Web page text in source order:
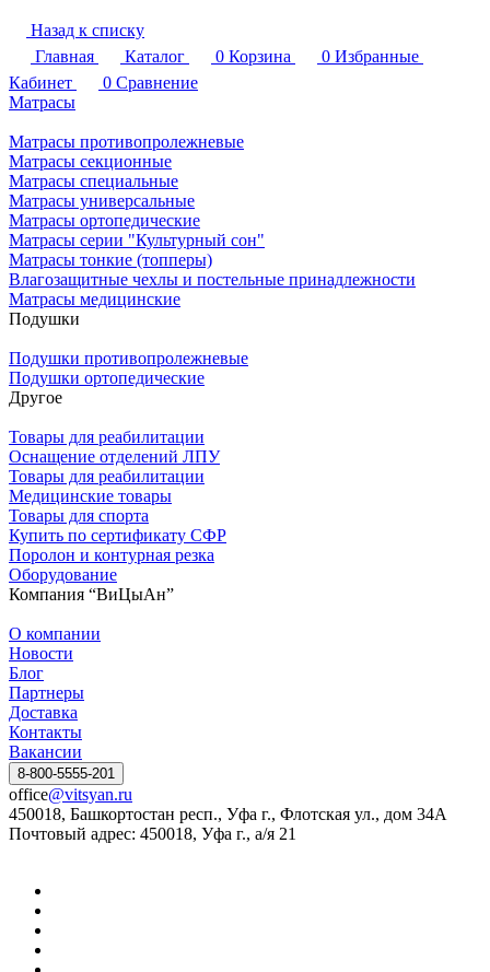
Назад к списку
Главная
Каталог 0 Корзина 0 Избранные
Кабинет
0 Сравнение
Матрасы
Матрасы противопролежневые
Матрасы секционные
Матрасы специальные
Матрасы универсальные
Матрасы ортопедические
Матрасы серии "Культурный сон"
Матрасы тонкие (топперы)
Влагозащитные чехлы и постельные принадлежности
Матрасы медицинские
Подушки
Подушки противопролежневые
Подушки ортопедические
Другое
Товары для реабилитации
Оснащение отделений ЛПУ
Товары для реабилитации
Медицинские товары
Товары для спорта
Купить по сертификату СФР
Поролон и контурная резка
Оборудование
Компания “ВиЦыАн”
О компании
Новости
Блог
Партнеры
Доставка
Контакты
Вакансии
8-800-5555-201
office@vitsyan.ru
450018, Башкортостан респ., Уфа г., Флотская ул., дом 34А
Почтовый адрес: 450018, Уфа г., а/я 21